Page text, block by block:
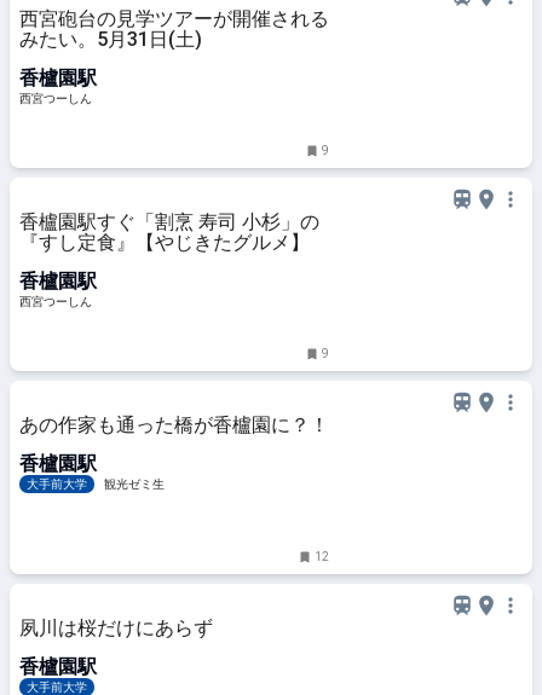
西宮砲台の見学ツアーが開催される
みたい。5月31日(土)
香櫨園駅
西宮つーしん
9
香櫨園駅すぐ「割烹 寿司 小杉」の
『すし定食』【やじきたグルメ】
香櫨園駅
西宮つーしん
9
あの作家も通った橋が香櫨園に？！
香櫨園駅
大手前大学 観光ゼミ生
12
夙川は桜だけにあらず
香櫨園駅
大手前大学